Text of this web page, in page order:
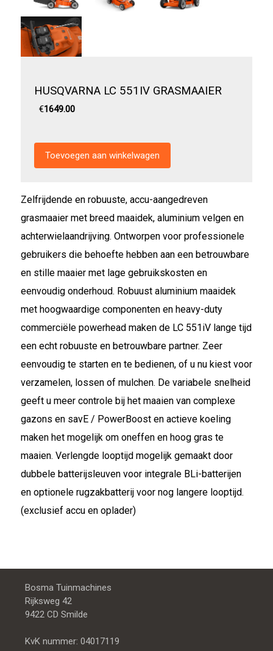
HUSQVARNA LC 551IV GRASMAAIER
€1649.00
Zelfrijdende en robuuste, accu-aangedreven
grasmaaier met breed maaidek, aluminium velgen en
achterwielaandrijving. Ontworpen voor professionele
gebruikers die behoefte hebben aan een betrouwbare
en stille maaier met lage gebruikskosten en
eenvoudig onderhoud. Robuust aluminium maaidek
met hoogwaardige componenten en heavy-duty
commerciële powerhead maken de LC 551iV lange tijd
een echt robuuste en betrouwbare partner. Zeer
eenvoudig te starten en te bedienen, of u nu kiest voor
verzamelen, lossen of mulchen. De variabele snelheid
geeft u meer controle bij het maaien van complexe
gazons en savE / PowerBoost en actieve koeling
maken het mogelijk om oneffen en hoog gras te
maaien. Verlengde looptijd mogelijk gemaakt door
dubbele batterijsleuven voor integrale BLi-batterijen
en optionele rugzakbatterij voor nog langere looptijd.
(exclusief accu en oplader)
Bosma Tuinmachines
Rijksweg 42
9422 CD Smilde
KvK nummer: 04017119